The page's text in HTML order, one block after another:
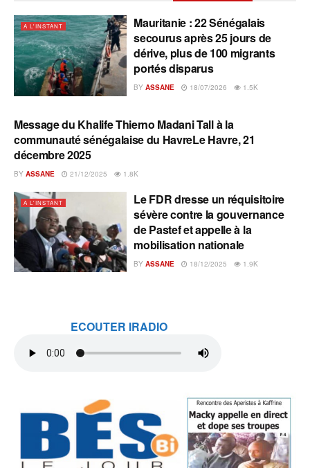
A L'INSTANT
Mauritanie : 22 Sénégalais
secourus après 25 jours de
dérive, plus de 100 migrants
portés disparus
BY ASSANE 18/07/2026 1.5K
A L'INSTANT
Message du Khalife Thierno Madani Tall à la
communauté sénégalaise du HavreLe Havre, 21
décembre 2025
BY ASSANE 21/12/2025 1.8K
A L'INSTANT
Le FDR dresse un réquisitoire
sévère contre la gouvernance
de Pastef et appelle à la
mobilisation nationale
BY ASSANE 18/12/2025 1.9K
ECOUTER IRADIO